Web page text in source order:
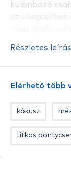
különböző
az
Vad Ponty,
valamint két
Részletes leírás
Elérhető több
kókusz
titkos